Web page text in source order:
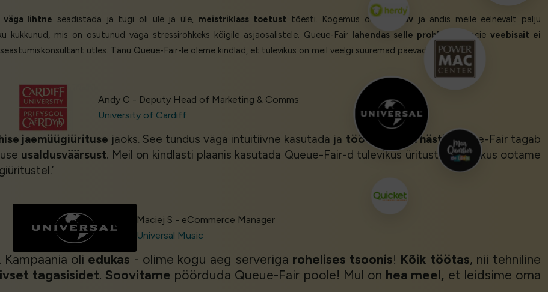
väga lihtne seadistada ja tugi oli üle ja üle, meistriklass toetust tõesti. Kogemus oli nii sujuv ja andis meile eelnevalt palju
mis on osutunud väga stressirohkeks kõigile asjaosalistele. Queue-Fair lahendas selle probleemi , meieveebisait ei
ütles. Tänu Queue-Fair-le oleme kindlad, et tulevikus on meil veelgi suuremad päevad.’
Andy C - Deputy Head of Marketing & Comms
University of Cardiff
jaemüügiürituse jaoks. See tundus väga intuitiivne kasutada ja töötas täiesti hästi. Queue-Fair tagab
usaldusväärsust. Meil on kindlasti plaanis kasutada Queue-Fair-d tulevikus ürituste jaoks, kus ootame
Maciej S - eCommerce Manager
Universal Music
. Kampaania oli edukas - olime kogu aeg serveriga rohelises tsoonis! Kõik töötas, nii tehniline
tagasisidet. Soovitame pöörduda Queue-Fair poole! Mul on hea meel, et leidsime oma